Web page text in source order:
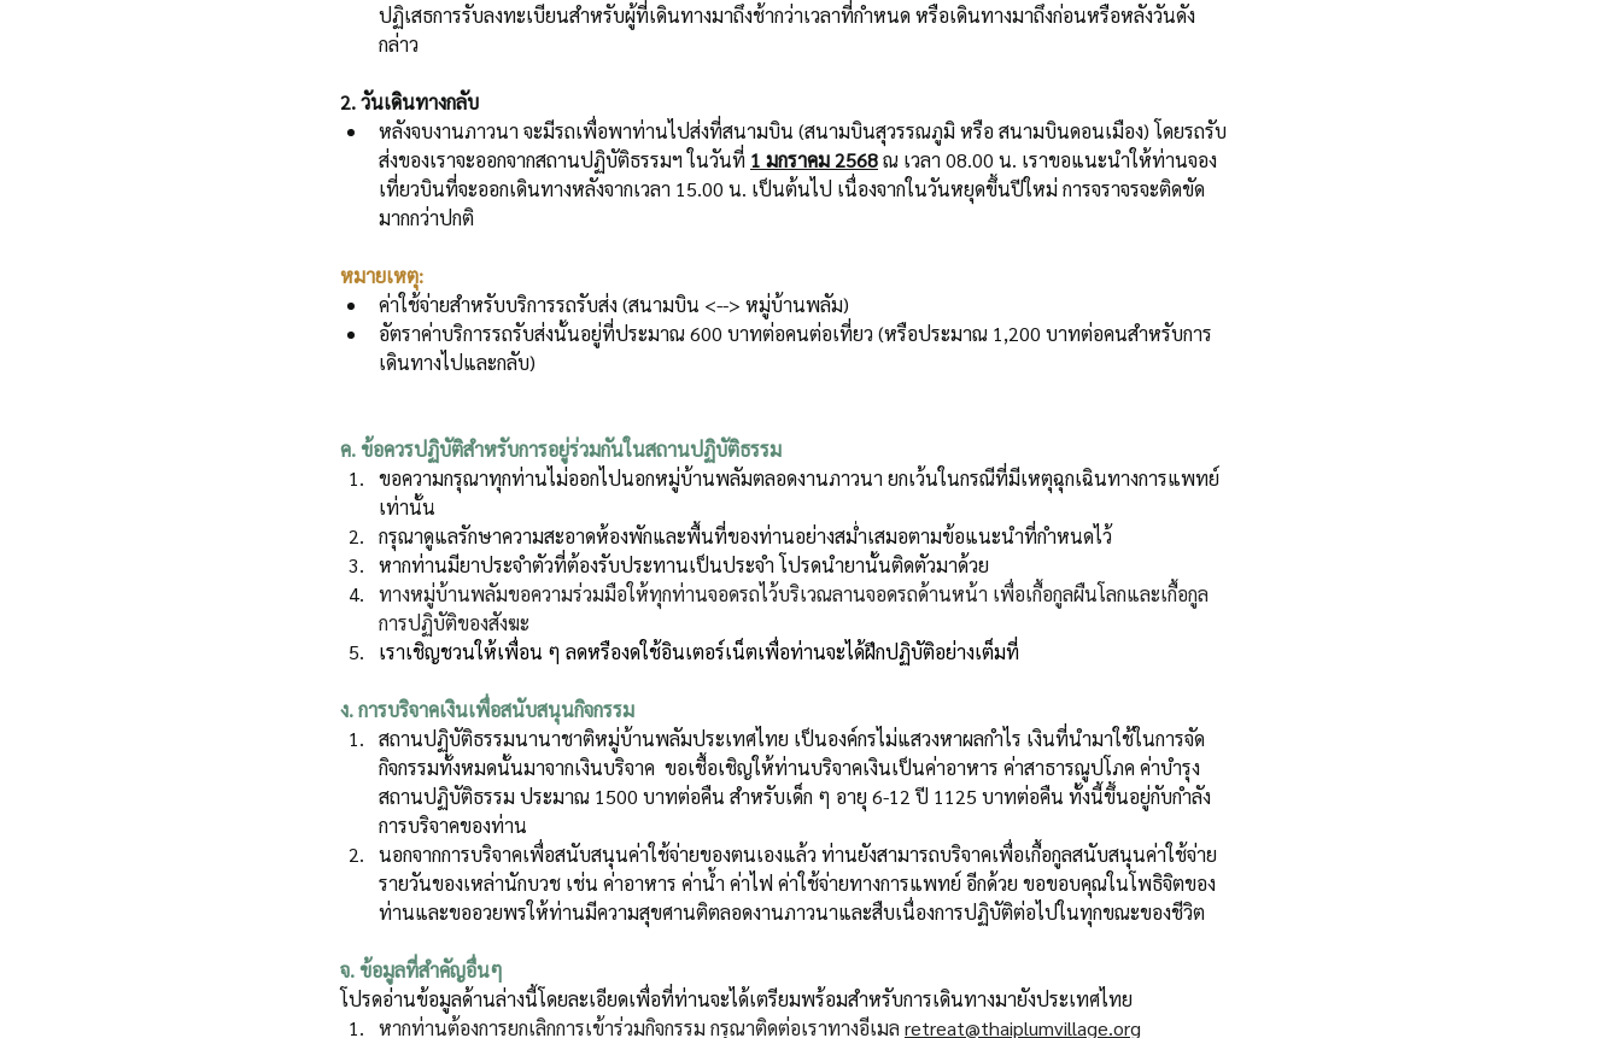
ปฏิเสธการรับลงทะเบียนสำหรับผู้ที่เดินทางมาถึงช้ากว่าเวลาที่กำหนด หรือเดินทางมาถึงก่อนหรือหลังวันดัง
กล่าว
2. วันเดินทางกลับ
หลังจบงานภาวนา จะมีรถเพื่อพาท่านไปส่งที่สนามบิน (สนามบินสุวรรณภูมิ หรือ สนามบินดอนเมือง) โดยรถรับ
ส่งของเราจะออกจากสถานปฏิบัติธรรมฯ ในวันที่ 1 มกราคม 2568 ณ เวลา 08.00 น. เราขอแนะนำให้ท่านจอง
เที่ยวบินที่จะออกเดินทางหลังจากเวลา 15.00 น. เป็นต้นไป เนื่องจากในวันหยุดขึ้นปีใหม่ การจราจรจะติดขัด
มากกว่าปกติ
หมายเหตุ:
ค่าใช้จ่ายสำหรับบริการรถรับส่ง (สนามบิน <--> หมู่บ้านพลัม)
อัตราค่าบริการรถรับส่งนั้นอยู่ที่ประมาณ 600 บาทต่อคนต่อเที่ยว (หรือประมาณ 1,200 บาทต่อคนสำหรับการ
เดินทางไปและกลับ)
ค. ข้อควรปฏิบัติสำหรับการอยู่ร่วมกันในสถานปฏิบัติธรรม
ขอความกรุณาทุกท่านไม่ออกไปนอกหมู่บ้านพลัมตลอดงานภาวนา ยกเว้นในกรณีที่มีเหตุฉุกเฉินทางการแพทย์
เท่านั้น
กรุณาดูแลรักษาความสะอาดห้องพักและพื้นที่ของท่านอย่างสม่ำเสมอตามข้อแนะนำที่กำหนดไว้
หากท่านมียาประจำตัวที่ต้องรับประทานเป็นประจำ โปรดนำยานั้นติดตัวมาด้วย
ทางหมู่บ้านพลัมขอความร่วมมือให้ทุกท่านจอดรถไว้บริเวณลานจอดรถด้านหน้า เพื่อเกื้อกูลผืนโลกและเกื้อกูล
การปฏิบัติของสังฆะ
เราเชิญชวนให้เพื่อน ๆ ลดหรืองดใช้อินเตอร์เน็ตเพื่อท่านจะได้ฝึกปฏิบัติอย่างเต็มที่
ง. การบริจาคเงินเพื่อสนับสนุนกิจกรรม
สถานปฏิบัติธรรมนานาชาติหมู่บ้านพลัมประเทศไทย เป็นองค์กรไม่แสวงหาผลกำไร เงินที่นำมาใช้ในการจัด
กิจกรรมทั้งหมดนั้นมาจากเงินบริจาค  ขอเชื้อเชิญให้ท่านบริจาคเงินเป็นค่าอาหาร ค่าสาธารณูปโภค ค่าบำรุง
สถานปฏิบัติธรรม ประมาณ 1500 บาทต่อคืน สำหรับเด็ก ๆ อายุ 6-12 ปี 1125 บาทต่อคืน ทั้งนี้ขึ้นอยู่กับกำลัง
การบริจาคของท่าน
นอกจากการบริจาคเพื่อสนับสนุนค่าใช้จ่ายของตนเองแล้ว ท่านยังสามารถบริจาคเพื่อเกื้อกูลสนับสนุนค่าใช้จ่าย
รายวันของเหล่านักบวช เช่น ค่าอาหาร ค่าน้ำ ค่าไฟ ค่าใช้จ่ายทางการแพทย์ อีกด้วย ขอขอบคุณในโพธิจิตของ
ท่านและขออวยพรให้ท่านมีความสุขศานติตลอดงานภาวนาและสืบเนื่องการปฏิบัติต่อไปในทุกขณะของชีวิต
จ. ข้อมูลที่สำคัญอื่นๆ
โปรดอ่านข้อมูลด้านล่างนี้โดยละเอียดเพื่อที่ท่านจะได้เตรียมพร้อมสำหรับการเดินทางมายังประเทศไทย
หากท่านต้องการยกเลิกการเข้าร่วมกิจกรรม กรุณาติดต่อเราทางอีเมล retreat@thaiplumvillage.org